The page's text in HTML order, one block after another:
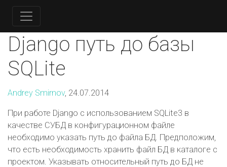
Django путь до базы
SQLite
Andrey Smirnov, 24.07.2014
При работе Django с использованием SQLite3 в
качестве СУБД в конфигурационном файле
необходимо указать путь до файла БД. Предположим,
что есть необходимость хранить файл БД в каталоге с
проектом. Указывать относительный путь до БД не